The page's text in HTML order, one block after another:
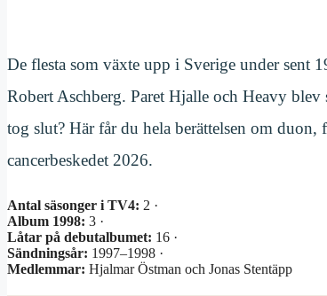
De flesta som växte upp i Sverige under sent
Robert Aschberg. Paret Hjalle och Heavy
tog slut? Här får du hela berättelsen om
cancerbeskedet 2026.
Antal säsonger i TV4: 2 ·
Album 1998: 3 ·
Låtar på debutalbumet: 16 ·
Sändningsår: 1997–1998 ·
Medlemmar: Hjalmar Östman och Jonas Stentäpp